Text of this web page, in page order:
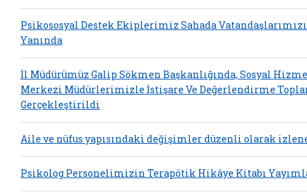
Psikososyal Destek Ekiplerimiz Sahada
Yanında
İl Müdürümüz Galip Sökmen Başkanlığında, Sosyal
Merkezi Müdürlerimizle İstişare Ve Değerlendirme
Gerçekleştirildi
Aile ve nüfus yapısındaki değişimler düzenli olarak
Psikolog Personelimizin Terapötik Hikâye Kitabı